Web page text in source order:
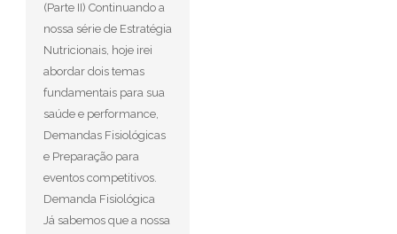
(Parte II) Continuando a
nossa série de Estratégia
Nutricionais, hoje irei
abordar dois temas
fundamentais para sua
saúde e performance,
Demandas Fisiológicas
e Preparação para
eventos competitivos.
Demanda Fisiológica
Já sabemos que a nossa